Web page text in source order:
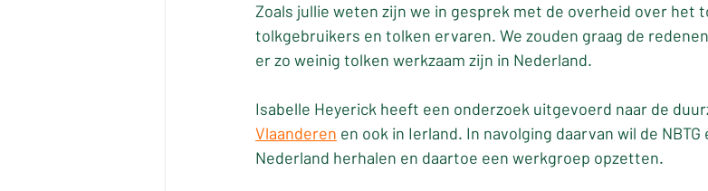
Zoals jullie weten zijn we in gesprek met de overheid over het
tolkgebruikers en tolken ervaren. We zouden graag de
er zo weinig tolken werkzaam zijn in Nederland.
Isabelle Heyerick heeft een onderzoek uitgevoerd naar de
Vlaanderen en ook in Ierland. In navolging daarvan wil de
Nederland herhalen en daartoe een werkgroep opzetten.